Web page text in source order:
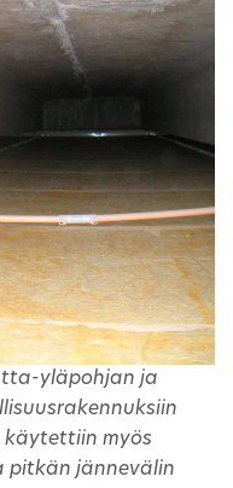
yläpohjan ja
myös
pitkän jännevälin